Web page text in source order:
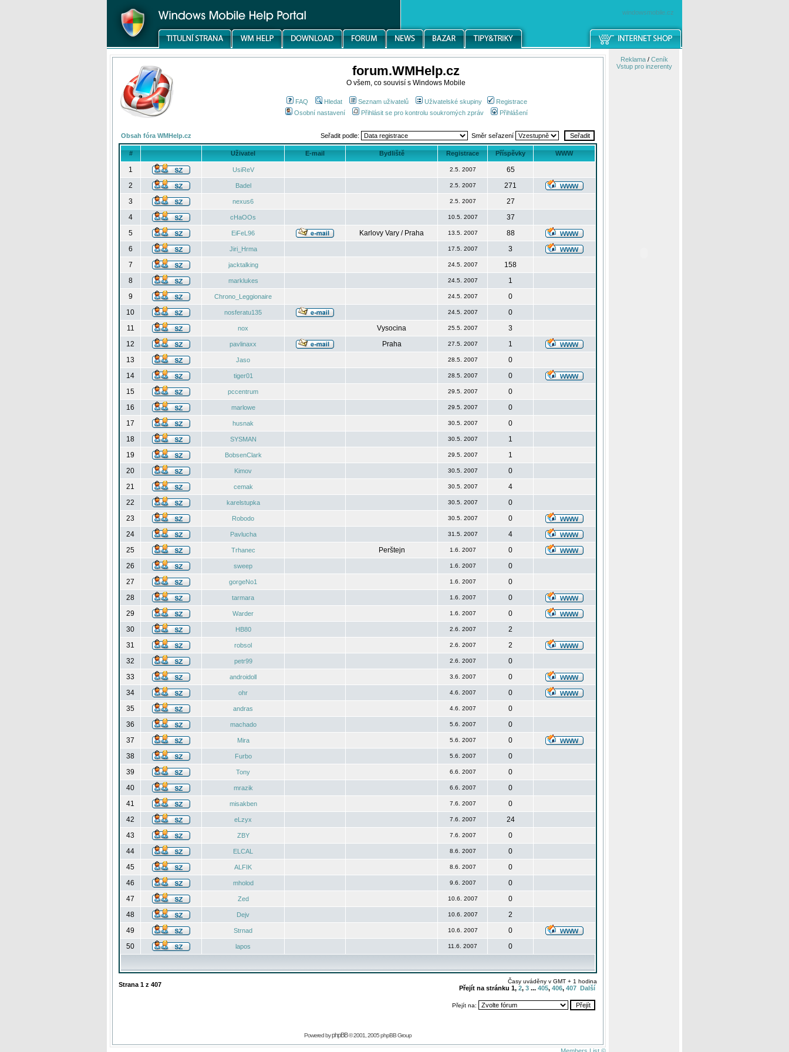
windowsmobile.cz
forum.WMHelp.cz
O všem, co souvisí s Windows Mobile
FAQ Hledat Seznam uživatelů Uživatelské skupiny
Registrace
Osobní nastavení
Přihlásit se pro kontrolu soukromých zpráv Přihlášení
Obsah fóra WMHelp.cz Seřadit podle: Směr seřazení
# Uživatel E-mail Bydliště Registrace Příspěvky WWW
1 UsiReV 2.5. 2007
65
2
Badel 2.5. 2007
271
3
nexus6 2.5. 2007
27
4
cHaOOs 10.5. 2007
37
5
EiFeL96 Karlovy Vary / Praha 13.5. 2007
88
6
Jiri_Hrma 17.5. 2007
3
7
jacktalking 24.5. 2007
158
8
marklukes 24.5. 2007
1
9
Chrono_Leggionaire 24.5. 2007
0
10
nosferatu135 24.5. 2007
0
11
nox Vysocina 25.5. 2007
3
12
pavlinaxx Praha 27.5. 2007
1
13
Jaso 28.5. 2007
0
14
tiger01 28.5. 2007
0
15
pccentrum 29.5. 2007
0
16
marlowe 29.5. 2007
0
17
husnak 30.5. 2007
0
18
SYSMAN 30.5. 2007
1
19
BobsenClark 29.5. 2007
1
20
Kimov 30.5. 2007
0
21
cemak 30.5. 2007
4
22
karelstupka 30.5. 2007
0
23
Robodo 30.5. 2007
0
24
Pavlucha 31.5. 2007
4
25
Trhanec Perštejn 1.6. 2007
0
26
sweep 1.6. 2007
0
27
gorgeNo1 1.6. 2007
0
28
tarmara 1.6. 2007
0
29
Warder 1.6. 2007
0
30
HB80 2.6. 2007
2
31
robsol 2.6. 2007
2
32
petr99 2.6. 2007
0
33
androidoll 3.6. 2007
0
34
ohr 4.6. 2007
0
35
andras 4.6. 2007
0
36
machado 5.6. 2007
0
37
Mira 5.6. 2007
0
38
Furbo 5.6. 2007
0
39
Tony 6.6. 2007
0
40
mrazik 6.6. 2007
0
41
misakben 7.6. 2007
0
42
eLzyx 7.6. 2007
24
43
ZBY 7.6. 2007
0
44
ELCAL 8.6. 2007
0
45
ALFIK 8.6. 2007
0
46
mholod 9.6. 2007
0
47
Zed 10.6. 2007
0
48
Dejv 10.6. 2007
2
49
Strnad 10.6. 2007
0
50
lapos 11.6. 2007 0
Strana 1 z 407 Časy uváděny v GMT + 1 hodina
Přejít na stránku 1, 2, 3 ... 405, 406, 407 Další
Přejít na:
Powered byphpBB© 2001, 2005 phpBB Group
Reklama/ Ceník
Vstup pro inzerenty